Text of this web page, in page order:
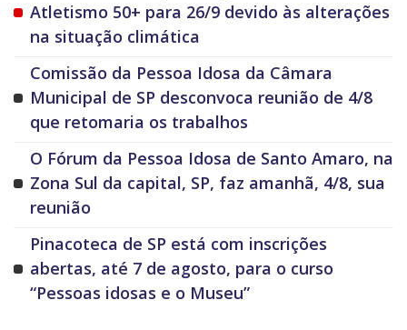
Atletismo 50+ para 26/9 devido às alterações
na situação climática
Comissão da Pessoa Idosa da Câmara
Municipal de SP desconvoca reunião de 4/8
que retomaria os trabalhos
O Fórum da Pessoa Idosa de Santo Amaro, na
Zona Sul da capital, SP, faz amanhã, 4/8, sua
reunião
Pinacoteca de SP está com inscrições
abertas, até 7 de agosto, para o curso
“Pessoas idosas e o Museu”